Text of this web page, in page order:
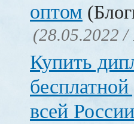
оптом
(28.05.2022 /
Купить
всей России